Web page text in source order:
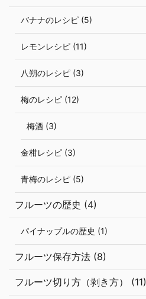
バナナのレシピ (5)
レモンレシピ (11)
八朔のレシピ (3)
梅のレシピ (12)
梅酒 (3)
金柑レシピ (3)
青梅のレシピ (5)
フルーツの歴史 (4)
パイナップルの歴史 (1)
フルーツ保存方法 (8)
フルーツ切り方（剥き方） (11)